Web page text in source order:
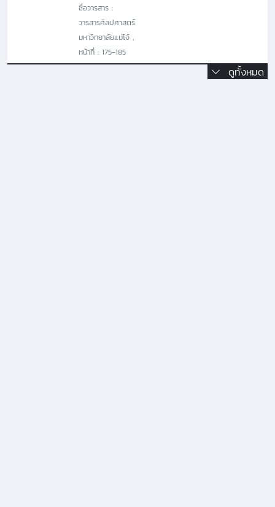
ชื่อวารสาร :
วารสารศิลปศาสตร์
มหาวิทยาลัยแม่โจ้ ,
หน้าที่ : 175-185
ดูทั้งหมด